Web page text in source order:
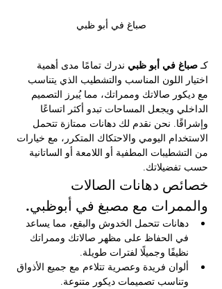
صباغ في أبو ظبي
كـ صباغ في أبو ظبي ندرك تمامًا مدى أهمية
اختيار اللون المناسب والتشطيب الذي يتناسب
مع ديكور صالاتك وممراتك، مما يُبرز التصميم
الداخلي ويجعل المساحات تبدو أكثر اتساعًا
وإشراقًا. نحن نقدم لك دهانات ممتازة تتحمل
الاستخدام اليومي والاحتكاك المتكرر، مع خيارات
من التشطيبات المطفية أو اللامعة أو الساتانية
حسب تفضيلاتك.
خصائص دهانات الصالات
والممرات مع مصبغ في أبوظبي.
دهانات تتحمل الخدوش والبقع، مما يساعد
في الحفاظ على مظهر صالاتك وممراتك
نظيفًا وجميلًا لفترات طويلة.
ألوان فريدة وعصرية تتلاءم مع جميع الأذواق
وتناسب تصميمات ديكور متنوعة.